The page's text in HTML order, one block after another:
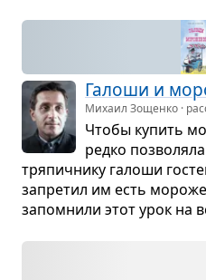
Галоши и
Михаил Зощенко ·
Чтобы купить
редко
тря­пич­нику галоши
запре­тил им есть
запо­мнили этот урок на